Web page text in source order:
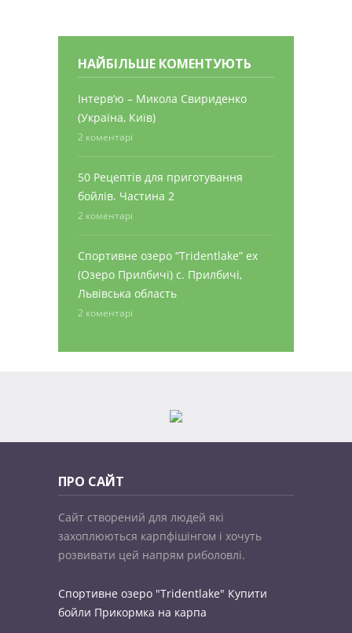
НАЙБІЛЬШЕ КОМЕНТУЮТЬ
Інтерв’ю – Микола Свириденко
(Україна, Київ)
2 коментарі
50 Рецептів для приготування
бойлів. Частина 2
2 коментарі
Спортивне озеро “Tridentlake” ex
(Озеро Прилбичі) с. Прилбичі,
Львівська область
2 коментарі
ПРО САЙТ
Сайт створений для людей які
захоплюються карпфішінгом і хочуть
розвивати цей напрям риболовлі.
Спортивне озеро "Tridentlake" Купити
бойли Прикормка на карпа